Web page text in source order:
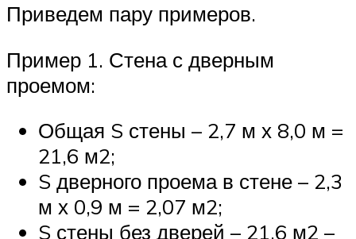
Приведем пару примеров.
Пример 1. Стена с дверным
проемом:
Общая S стены – 2,7 м х 8,0 м =
21,6 м2;
S дверного проема в стене – 2,3
м х 0,9 м = 2,07 м2;
S стены без дверей – 21,6 м2 –